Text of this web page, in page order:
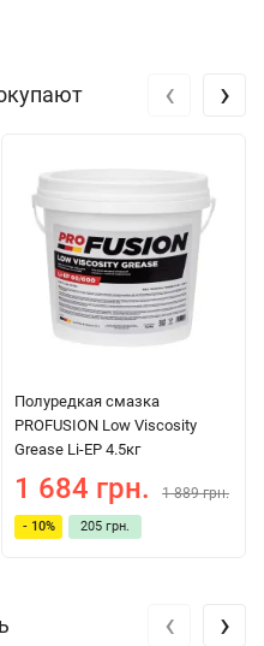
Полуредкая смазка
PROFUSION Low Viscosity
Grease Li-EP 4.5кг
1 684 грн. 1 889 грн.
- 10% 205 грн.
‹ ›
‹ ›